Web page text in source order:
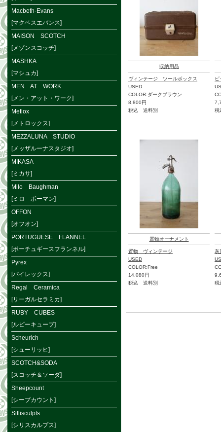
収納用品
ヴィンテージ ツールボックス
USED
COLOR:ダークブラウン
8,800円
税込 送料別
税
置物オーナメント
置物 ヴィンテージ
USED
COLOR:Free
14,080円
税込 送料別
灰
税
Macbeth-Evans
[マクベスエバンス]
MAISON SCOTCH
[メゾンスコッチ]
MASHKA
[マシュカ]
MEN AT WORK
[メン・アット・ワーク]
Metlox
[メトロックス]
MEZZALUNA STUDIO
[メッザルーナスタジオ]
MIKASA
[ミカサ]
Milo Baughman
[ミロ ボーマン]
OFFON
[オフオン]
PORTUGUESE FLANNEL
[ポーチュギースフランネル]
Pyrex
[パイレックス]
Regal Ceramica
[リーガルセラミカ]
RUBY CUBES
[ルビーキューブ]
Scheurich
[シューリッヒ]
SCOTCH&SODA
[スコッチ＆ソーダ]
Sheepcount
[シープカウント]
Sillisculpts
[シリスカルプス]